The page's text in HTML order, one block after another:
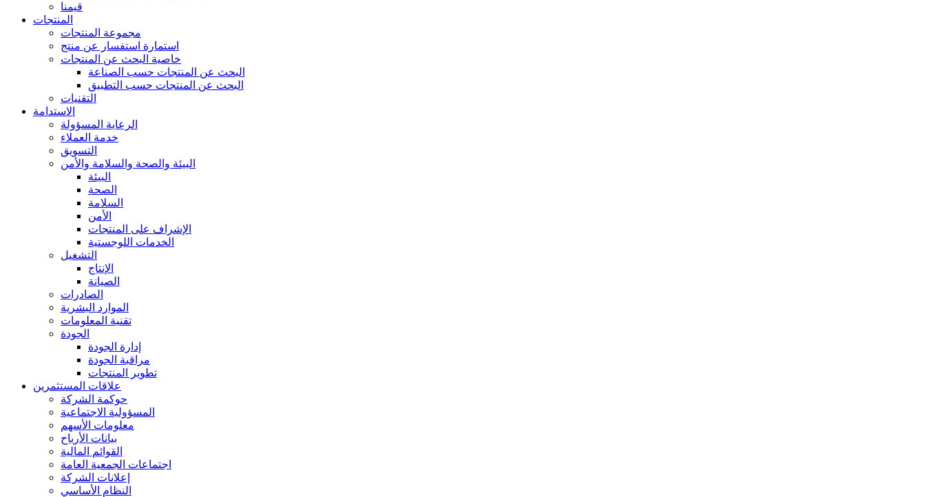
قيمنا
المنتجات
مجموعة المنتجات
استمارة استفسار عن منتج
خاصية البحث عن المنتجات
البحث عن المنتجات حسب الصناعة
البحث عن المنتجات حسب التطبيق
التقنيات
الاستدامة
الرعاية المسؤولة
خدمة العملاء
التسويق
البيئة والصحة والسلامة والأمن
البيئة
الصحة
السلامة
الأمن
الإشراف على المنتجات
الخدمات اللوجستية
التشغيل
الإنتاج
الصيانة
الصادرات
الموارد البشرية
تقنية المعلومات
الجودة
إدارة الجودة
مراقبة الجودة
تطوير المنتجات
علاقات المستثمرين
حوكمة الشركة
المسؤولية الاجتماعية
معلومات الأسهم
بيانات الأرباح
القوائم المالية
اجتماعات الجمعية العامة
إعلانات الشركة
النظام الأساسي